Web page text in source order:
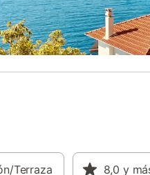
coche al bar más cercano:
Distancia a pie/en coche al
más cercano: 1,77km. Distancia
coche a la playa: 1,58km El
la propiedad. Se admiten
Terraza 8,0 y